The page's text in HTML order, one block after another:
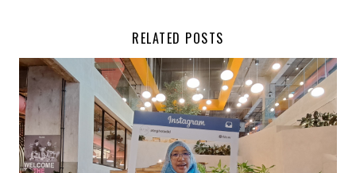
RELATED POSTS